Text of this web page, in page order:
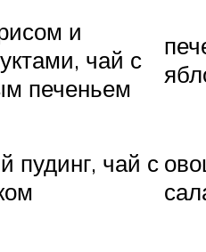
и
чай с
печеньем
пудинг, чай с